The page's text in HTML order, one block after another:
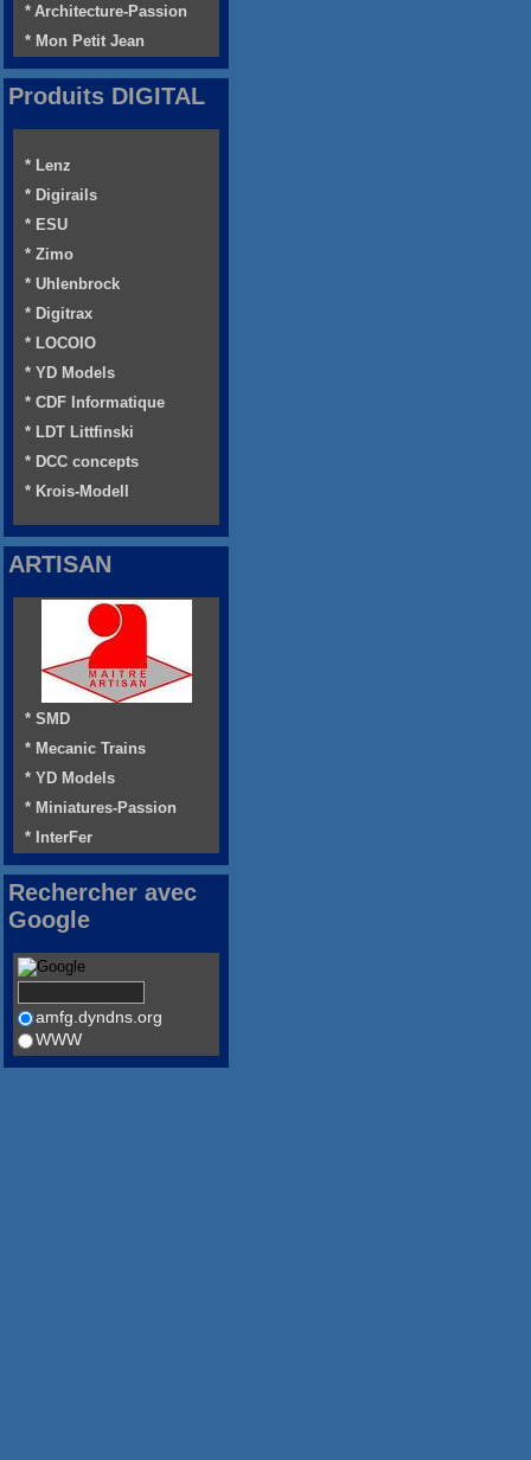
* Architecture-Passion
* Mon Petit Jean
Produits DIGITAL
* Lenz
* Digirails
* ESU
* Zimo
* Uhlenbrock
* Digitrax
* LOCOIO
* YD Models
* CDF Informatique
* LDT Littfinski
* DCC concepts
* Krois-Modell
ARTISAN
* SMD
* Mecanic Trains
* YD Models
* Miniatures-Passion
* InterFer
Rechercher avec
Google
amfg.dyndns.org
WWW